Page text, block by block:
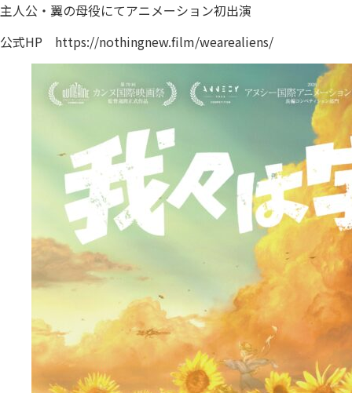
主人公・翼の母役にてアニメーション初出演
公式HP https://nothingnew.film/wearealiens/